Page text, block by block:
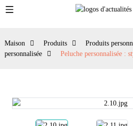
Maison Produits Produits
personnalisée
Peluche personnalisée :